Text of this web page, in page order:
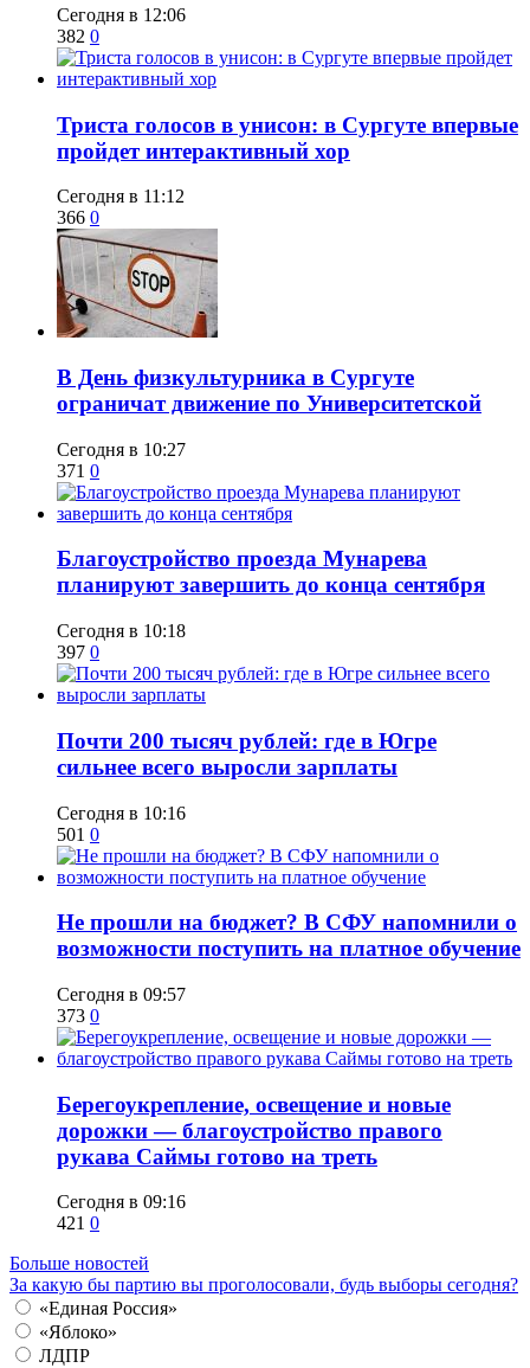
Сегодня в 12:06
382 0
​Триста голосов в унисон: в Сургуте впервые
пройдет интерактивный хор
Сегодня в 11:12
366 0
​В День физкультурника в Сургуте
ограничат движение по Университетской
Сегодня в 10:27
371 0
Благоустройство проезда Мунарева
планируют завершить до конца сентября
Сегодня в 10:18
397 0
​Почти 200 тысяч рублей: где в Югре
сильнее всего выросли зарплаты
Сегодня в 10:16
501 0
Не прошли на бюджет? В СФУ напомнили о
возможности поступить на платное обучение
Сегодня в 09:57
373 0
Берегоукрепление, освещение и новые
дорожки — благоустройство правого
рукава Саймы готово на треть
Сегодня в 09:16
421 0
Больше новостей
За какую бы партию вы проголосовали, будь выборы сегодня?
«Единая Россия»
«Яблоко»
ЛДПР